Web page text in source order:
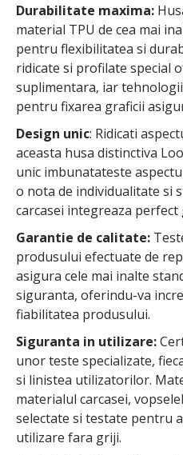
Durabilitate maxima:
material TPU de cea mai
pentru flexibilitatea si
ridicate si profilate special
suplimentara, iar
pentru fixarea graficii
Design unic: Ridicati
aceasta husa distinctiva
unic imbunatateste
o nota de individualitate si
carcasei integreaza
Garantie de calitate:
produsului efectuate de
asigura cele mai inalte
siguranta, oferindu-va
fiabilitatea produsului.
Siguranta in utilizare:
unor teste specializate,
si linistea utilizatorilor.
materialul carcasei,
selectate si testate pentru
utilizare fara griji.